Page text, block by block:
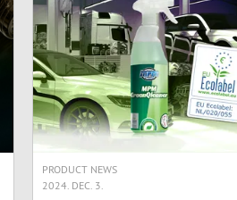
PRODUCT NEWS
2024. DEC. 3.